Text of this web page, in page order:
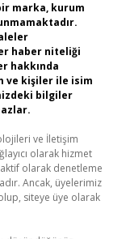
marka, kurum
haber niteliği
hakkında
ve kişiler ile isim
bilgiler
ve İletişim
olarak hizmet
olarak denetleme
Ancak, üyelerimiz
siteye üye olarak